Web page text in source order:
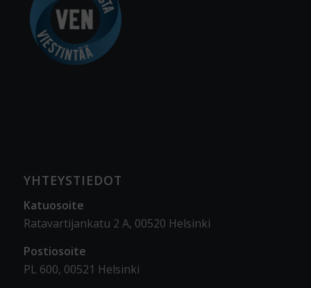
YHTEYSTIEDOT
Katuosoite
Ratavartijankatu 2 A, 00520 Helsinki
Postiosoite
PL 600, 00521 Helsinki